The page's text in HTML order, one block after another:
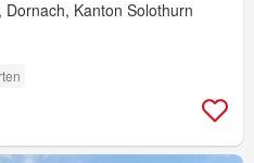
Dornach, Kanton Solothurn